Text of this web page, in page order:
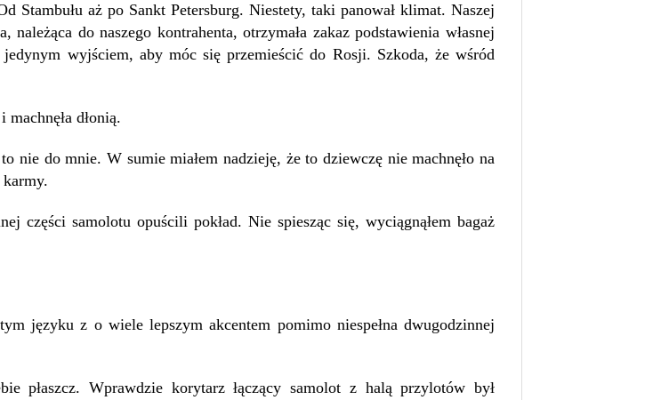
Stambułu aż po Sankt Petersburg. Niestety, taki panował klimat. Naszej
do naszego kontrahenta, otrzymała zakaz podstawienia własnej
wyjściem, aby móc się przemieścić do Rosji. Szkoda, że wśród
dłonią.
nie do mnie. W sumie miałem nadzieję, że to dziewczę nie machnęło na
części samolotu opuścili pokład. Nie spiesząc się, wyciągnąłem bagaż
języku z o wiele lepszym akcentem pomimo niespełna dwugodzinnej
płaszcz. Wprawdzie korytarz łączący samolot z halą przylotów był